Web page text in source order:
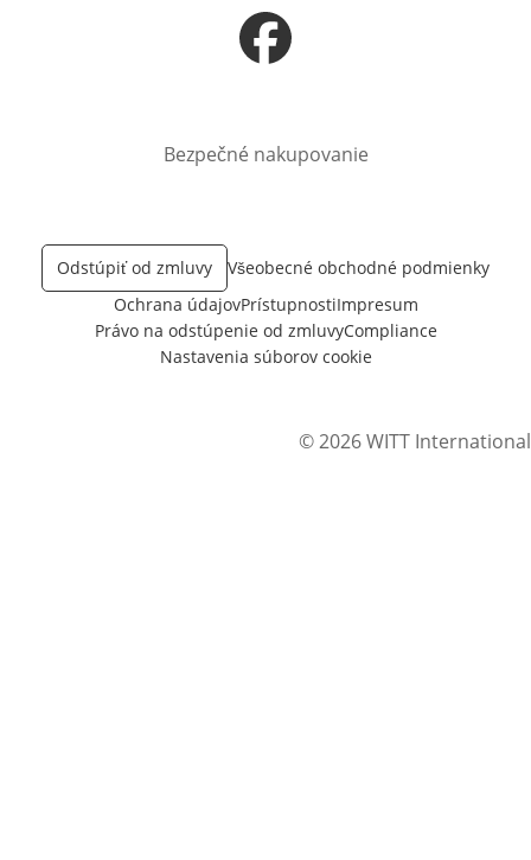
Otvorí sa vnovom okne
Bezpečné nakupovanie
Odstúpiť od zmluvy
Všeobecné obchodné podmienky
Ochrana údajovPrístupnostiImpresum
Právo na odstúpenie od zmluvyCompliance
Nastavenia súborov cookie
© 2026 WITT International